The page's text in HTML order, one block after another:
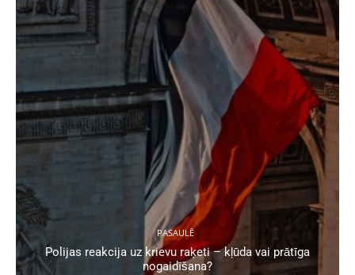
PASAULĒ
Polijas reakcija uz krievu raķeti – kļūda vai prātīga
nogaidīšana?